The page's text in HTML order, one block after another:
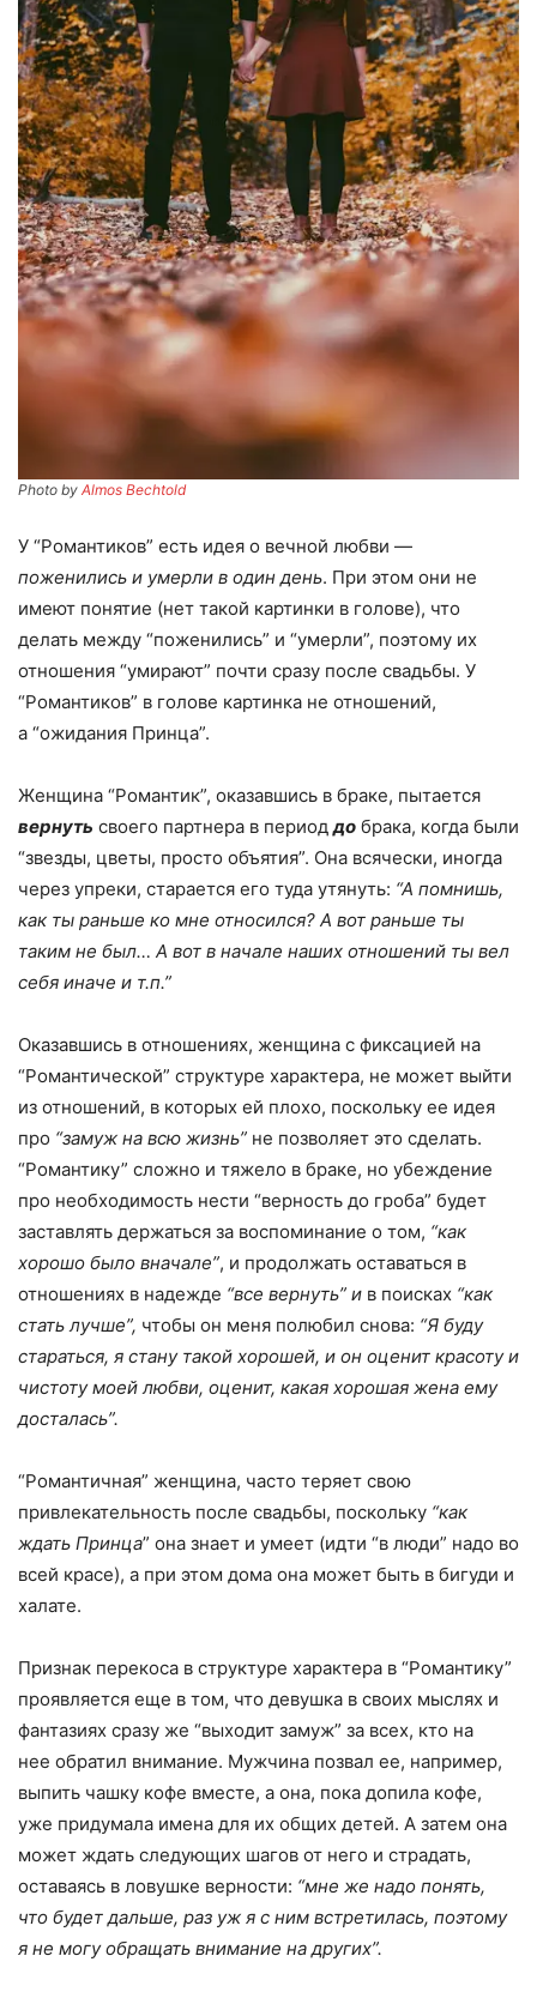
Photo by Almos Bechtold
У “Романтиков” есть идея о вечной любви —
поженились и умерли в один день. При этом они не
имеют понятие (нет такой картинки в голове), что
делать между “поженились” и “умерли”, поэтому их
отношения “умирают” почти сразу после свадьбы. У
“Романтиков” в голове картинка не отношений,
а “ожидания Принца”.
Женщина “Романтик”, оказавшись в браке, пытается
вернуть своего партнера в периоддо брака, когда были
“звезды, цветы, просто объятия”. Она всячески, иногда
через упреки, старается его туда утянуть: “А помнишь,
как ты раньше ко мне относился? А вот раньше ты
таким не был… А вот в начале наших отношений ты вел
себя иначе и т.п.”
Оказавшись в отношениях, женщина с фиксацией на
“Романтической” структуре характера, не может выйти
из отношений, в которых ей плохо, поскольку ее идея
про “замуж на всю жизнь” не позволяет это сделать.
“Романтику” сложно и тяжело в браке, но убеждение
про необходимость нести “верность до гроба” будет
заставлять держаться за воспоминание о том, “как
хорошо было вначале”, и продолжать оставаться в
отношениях в надежде “все вернуть” и в поисках “как
стать лучше”, чтобы он меня полюбил снова: “Я буду
стараться, я стану такой хорошей, и он оценит красоту и
чистоту моей любви, оценит, какая хорошая жена ему
досталась”.
“Романтичная” женщина, часто теряет свою
привлекательность после свадьбы, поскольку “как
ждать Принца” она знает и умеет (идти “в люди” надо во
всей красе), а при этом дома она может быть в бигуди и
халате.
Признак перекоса в структуре характера в “Романтику”
проявляется еще в том, что девушка в своих мыслях и
фантазиях сразу же “выходит замуж” за всех, кто на
нее обратил внимание. Мужчина позвал ее, например,
выпить чашку кофе вместе, а она, пока допила кофе,
уже придумала имена для их общих детей. А затем она
может ждать следующих шагов от него и страдать,
оставаясь в ловушке верности: “мне же надо понять,
что будет дальше, раз уж я с ним встретилась, поэтому
я не могу обращать внимание на других”.